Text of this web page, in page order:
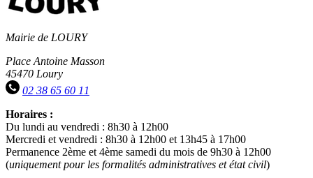
Mairie de LOURY
Place Antoine Masson
45470 Loury
02 38 65 60 11
Horaires :
Du lundi au vendredi : 8h30 à 12h00
Mercredi et vendredi : 8h30 à 12h00 et 13h45 à 17h00
Permanence 2ème et 4ème samedi du mois de 9h30 à 12h00
(uniquement pour les formalités administratives et état civil)